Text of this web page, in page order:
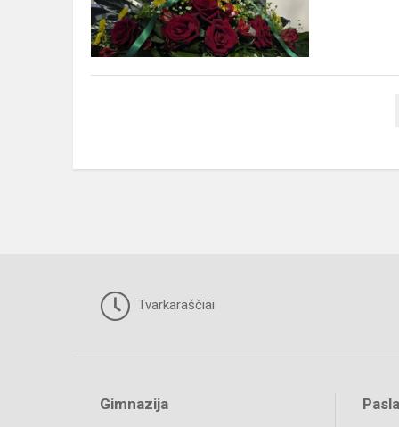
dienos
proga!
Tvarkaraščiai
Gimnazija